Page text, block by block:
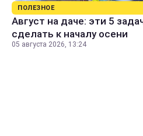
ПОЛЕЗНОЕ
Август на даче: эти 5
сделать к началу осени
05 августа 2026, 13:24